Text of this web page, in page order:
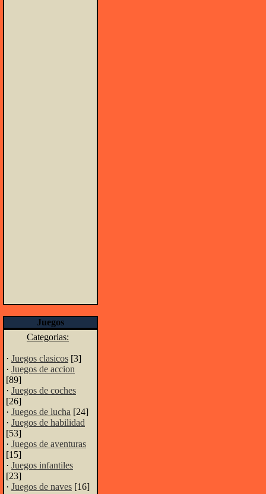
Juegos
Categorias:
· Juegos clasicos [3]
· Juegos de accion
[89]
· Juegos de coches
[26]
· Juegos de lucha [24]
· Juegos de habilidad
[53]
· Juegos de aventuras
[15]
· Juegos infantiles
[23]
· Juegos de naves [16]